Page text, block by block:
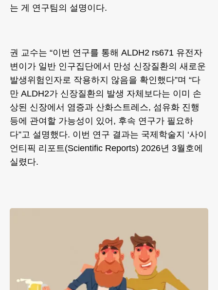
는 게 연구팀의 설명이다.
권 교수는 “이번 연구를 통해 ALDH2 rs671 유전자
변이가 일반 인구집단에서 만성 신장질환의 새로운
발생위험인자로 작용하지 않음을 확인했다”며 “다
만 ALDH2가 신장질환의 발생 자체보다는 이미 손
상된 신장에서 염증과 산화스트레스, 섬유화 진행
등에 관여할 가능성이 있어, 후속 연구가 필요하
다”고 설명했다. 이번 연구 결과는 국제학술지 ‘사이
언티픽 리포트(Scientific Reports) 2026년 3월호에
실렸다.